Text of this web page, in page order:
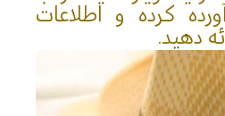
کرده و اطلاعات
دهید.